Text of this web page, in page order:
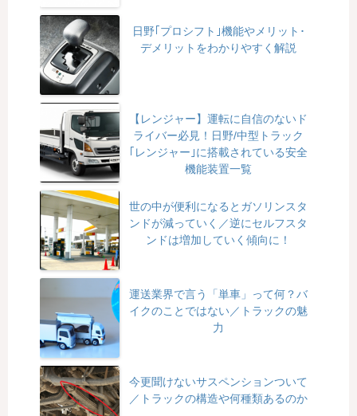
日野｢プロシフト｣機能やメリット･
デメリットをわかりやすく解説
【レンジャー】運転に自信のないド
ライバー必見！日野/中型トラック
｢レンジャー｣に搭載されている安全
機能装置一覧
世の中が便利になるとガソリンスタ
ンドが減っていく／逆にセルフスタ
ンドは増加していく傾向に！
運送業界で言う「単車」って何？バ
イクのことではない／トラックの魅
力
今更聞けないサスペンションついて
／トラックの構造や何種類あるのか